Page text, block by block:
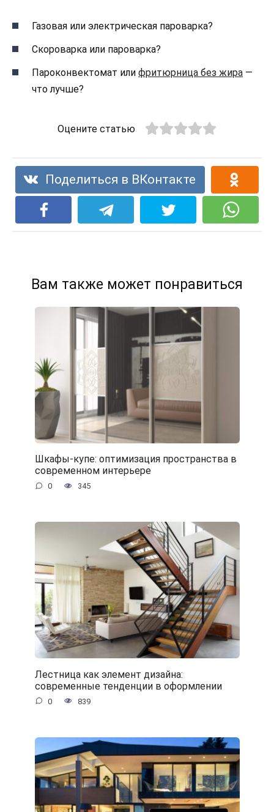
Газовая или электрическая пароварка?
Скороварка или пароварка?
Пароконвектомат или фритюрница без жира —
что лучше?
Оцените статью
Поделиться в ВКонтакте
Вам также может понравиться
Шкафы-купе: оптимизация пространства в
современном интерьере
0 345
Лестница как элемент дизайна:
современные тенденции в оформлении
0 839